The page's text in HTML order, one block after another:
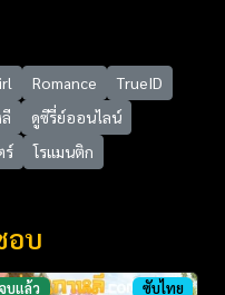
Romance
TrueID
ดูซีรี่ย์ออนไลน์
ร์ โรแมนติก
อบ
จบแล้ว ซับไทย